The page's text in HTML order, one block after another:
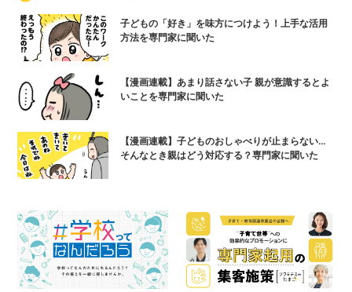
子どもの「好き」を味方につけよう！上手な活用
方法を専門家に聞いた
【漫画連載】あまり話さない子 親が意識するとよ
いことを専門家に聞いた
【漫画連載】子どものおしゃべりが止まらない…
そんなとき親はどう対応する？専門家に聞いた